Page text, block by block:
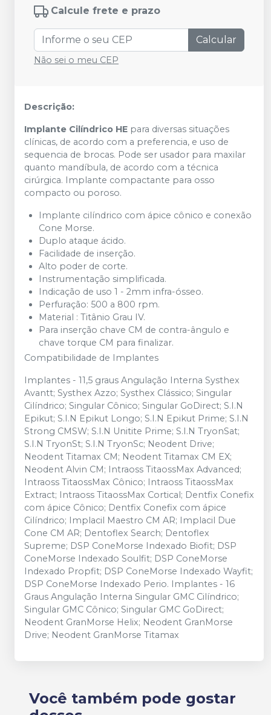
Calcule frete e prazo
Calcular
Não sei o meu CEP
Descrição:
Implante Cilíndrico HE para diversas situações
clínicas, de acordo com a preferencia, e uso de
sequencia de brocas. Pode ser usador para maxilar
quanto mandíbula, de acordo com a técnica
cirúrgica. Implante compactante para osso
compacto ou poroso.
Implante cilíndrico com ápice cônico e conexão
Cone Morse.
Duplo ataque ácido.
Facilidade de inserção.
Alto poder de corte.
Instrumentação simplificada.
Indicação de uso 1 - 2mm infra-ósseo.
Perfuração: 500 a 800 rpm.
Material : Titânio Grau IV.
Para inserção chave CM de contra-ângulo e
chave torque CM para finalizar.
Compatibilidade de Implantes
Implantes - 11,5 graus Angulação Interna Systhex
Avantt; Systhex Azzo; Systhex Clássico; Singular
Cilíndrico; Singular Cônico; Singular GoDirect; S.I.N
Epikut; S.I.N Epikut Longo; S.I.N Epikut Prime; S.I.N
Strong CMSW; S.I.N Unitite Prime; S.I.N TryonSat;
S.I.N TryonSt; S.I.N TryonSc; Neodent Drive;
Neodent Titamax CM; Neodent Titamax CM EX;
Neodent Alvin CM; Intraoss TitaossMax Advanced;
Intraoss TitaossMax Cônico; Intraoss TitaossMax
Extract; Intraoss TitaossMax Cortical; Dentfix Conefix
com ápice Cônico; Dentfix Conefix com ápice
Cilíndrico; Implacil Maestro CM AR; Implacil Due
Cone CM AR; Dentoflex Search; Dentoflex
Supreme; DSP ConeMorse Indexado Biofit; DSP
ConeMorse Indexado Soulfit; DSP ConeMorse
Indexado Propfit; DSP ConeMorse Indexado Wayfit;
DSP ConeMorse Indexado Perio. Implantes - 16
Graus Angulação Interna Singular GMC Cilíndrico;
Singular GMC Cônico; Singular GMC GoDirect;
Neodent GranMorse Helix; Neodent GranMorse
Drive; Neodent GranMorse Titamax
Você também pode gostar